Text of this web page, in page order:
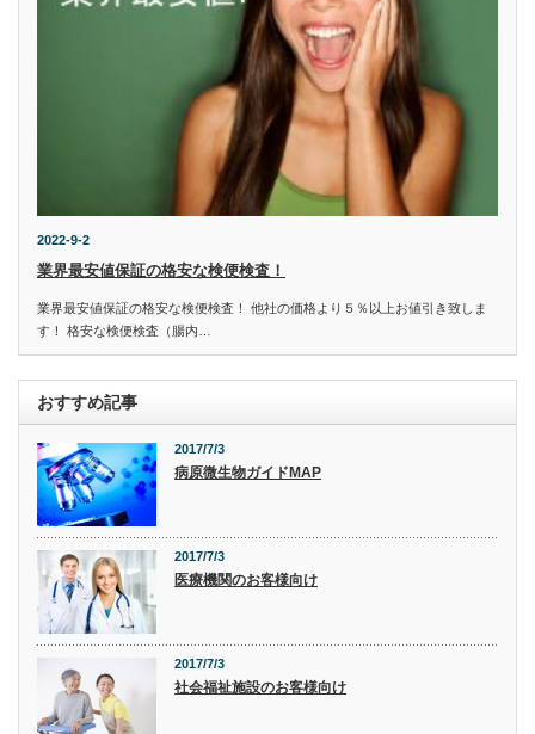
2022-9-2
業界最安値保証の格安な検便検査！
業界最安値保証の格安な検便検査！ 他社の価格より５％以上お値引き致しま
す！ 格安な検便検査（腸内…
おすすめ記事
2017/7/3
病原微生物ガイドMAP
2017/7/3
医療機関のお客様向け
2017/7/3
社会福祉施設のお客様向け